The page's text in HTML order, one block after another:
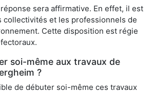
sera affirmative. En effet, il est
collectivités et les professionnels de
Cette disposition est régie
soi-même aux travaux de
?
de débuter soi-même ces travaux